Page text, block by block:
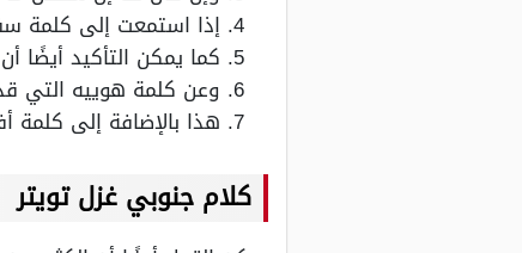
إذا استمعت إلى كلمة
كما يمكن التأكيد أيضًا
وعن كلمة هوييه التي
هذا بالإضافة إلى كلمة
كلام جنوبي غزل تويتر